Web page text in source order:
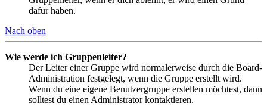
dafür haben.
Nach oben
Wie werde ich Gruppenleiter?
Der Leiter einer Gruppe wird normalerweise durch die Board-
Administration festgelegt, wenn die Gruppe erstellt wird.
Wenn du eine eigene Benutzergruppe erstellen möchtest, dann
solltest du einen Administrator kontaktieren.